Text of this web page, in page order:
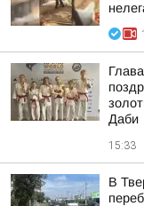
Даби
15:33
В